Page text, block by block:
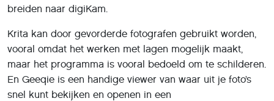
breiden naar digiKam.
Krita kan door gevorderde fotografen gebruikt worden,
vooral omdat het werken met lagen mogelijk maakt,
maar het programma is vooral bedoeld om te schilderen.
En Geeqie is een handige viewer van waar uit je foto’s
snel kunt bekijken en openen in een